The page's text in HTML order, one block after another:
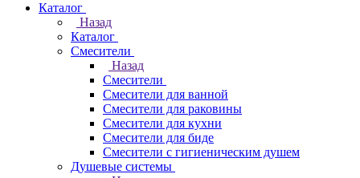
Каталог
Назад
Каталог
Смесители
Назад
Смесители
Смесители для ванной
Смесители для раковины
Смесители для кухни
Смесители для биде
Смесители с гигиеническим душем
Душевые системы